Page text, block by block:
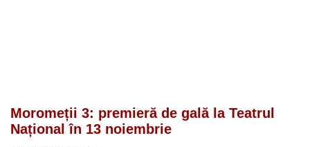
Moromeții 3: premieră de gală la Teatrul
Național în 13 noiembrie